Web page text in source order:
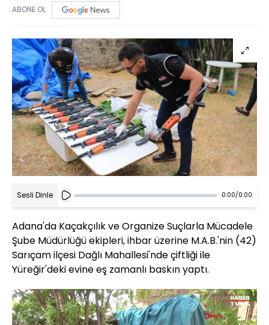
ABONE OL
Sesli Dinle 0:00/0:00
Adana'da Kaçakçılık ve Organize Suçlarla Mücadele
Şube Müdürlüğü ekipleri, ihbar üzerine M.A.B.'nin (42)
Sarıçam ilçesi Dağlı Mahallesi'nde çiftliği ile
Yüreğir'deki evine eş zamanlı baskın yaptı.